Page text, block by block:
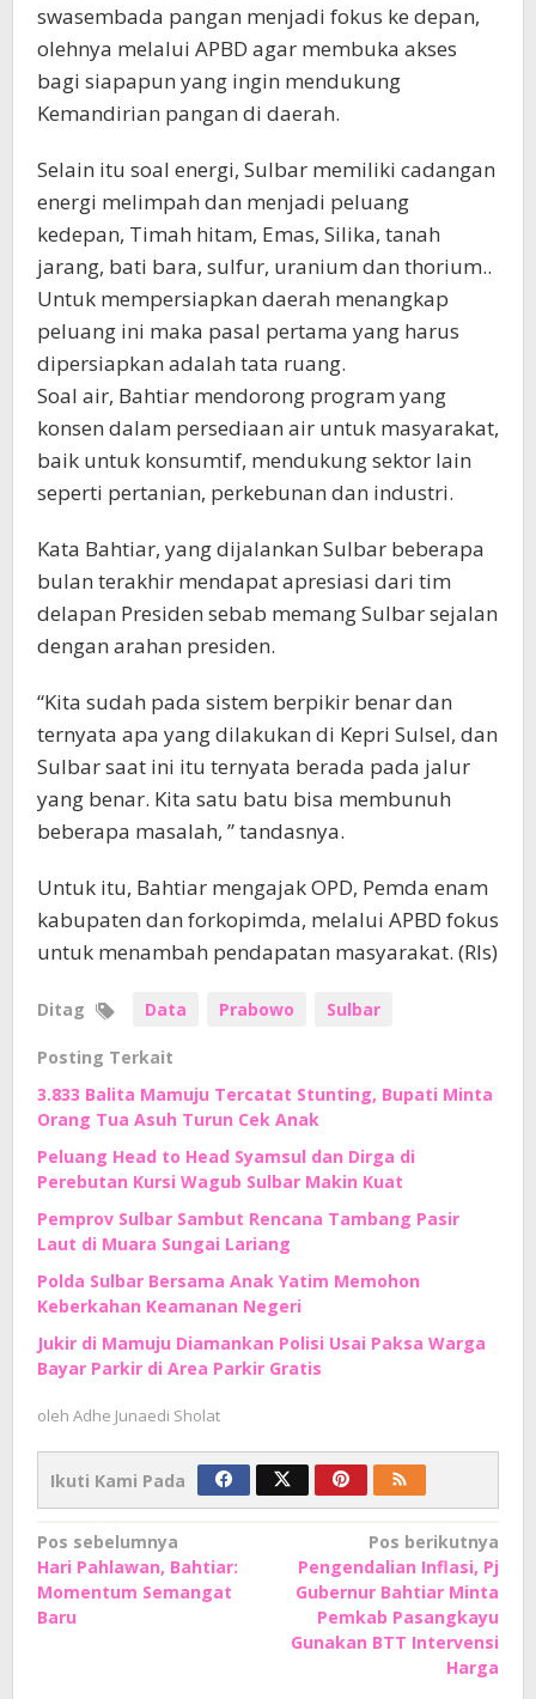
swasembada pangan menjadi fokus ke depan,
olehnya melalui APBD agar membuka akses
bagi siapapun yang ingin mendukung
Kemandirian pangan di daerah.
Selain itu soal energi, Sulbar memiliki cadangan
energi melimpah dan menjadi peluang
kedepan, Timah hitam, Emas, Silika, tanah
jarang, bati bara, sulfur, uranium dan thorium..
Untuk mempersiapkan daerah menangkap
peluang ini maka pasal pertama yang harus
dipersiapkan adalah tata ruang.
Soal air, Bahtiar mendorong program yang
konsen dalam persediaan air untuk masyarakat,
baik untuk konsumtif, mendukung sektor lain
seperti pertanian, perkebunan dan industri.
Kata Bahtiar, yang dijalankan Sulbar beberapa
bulan terakhir mendapat apresiasi dari tim
delapan Presiden sebab memang Sulbar sejalan
dengan arahan presiden.
“Kita sudah pada sistem berpikir benar dan
ternyata apa yang dilakukan di Kepri Sulsel, dan
Sulbar saat ini itu ternyata berada pada jalur
yang benar. Kita satu batu bisa membunuh
beberapa masalah, ” tandasnya.
Untuk itu, Bahtiar mengajak OPD, Pemda enam
kabupaten dan forkopimda, melalui APBD fokus
untuk menambah pendapatan masyarakat. (Rls)
Ditag Data Prabowo Sulbar
Posting Terkait
3.833 Balita Mamuju Tercatat Stunting, Bupati Minta
Orang Tua Asuh Turun Cek Anak
Peluang Head to Head Syamsul dan Dirga di
Perebutan Kursi Wagub Sulbar Makin Kuat
Pemprov Sulbar Sambut Rencana Tambang Pasir
Laut di Muara Sungai Lariang
Polda Sulbar Bersama Anak Yatim Memohon
Keberkahan Keamanan Negeri
Jukir di Mamuju Diamankan Polisi Usai Paksa Warga
Bayar Parkir di Area Parkir Gratis
oleh Adhe Junaedi Sholat
Ikuti Kami Pada
Navigasi
pos
Pos sebelumnya
Hari Pahlawan, Bahtiar:
Momentum Semangat
Baru
Pos berikutnya
Pengendalian Inflasi, Pj
Gubernur Bahtiar Minta
Pemkab Pasangkayu
Gunakan BTT Intervensi
Harga